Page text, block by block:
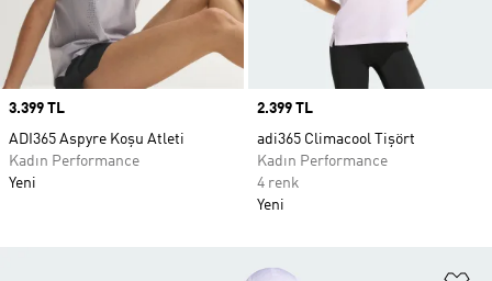
Price
3.399 TL
ADI365 Aspyre Koşu Atleti
Kadın Performance
Yeni
Price
2.399 TL
adi365 Climacool Tişört
Kadın Performance
4 renk
Yeni